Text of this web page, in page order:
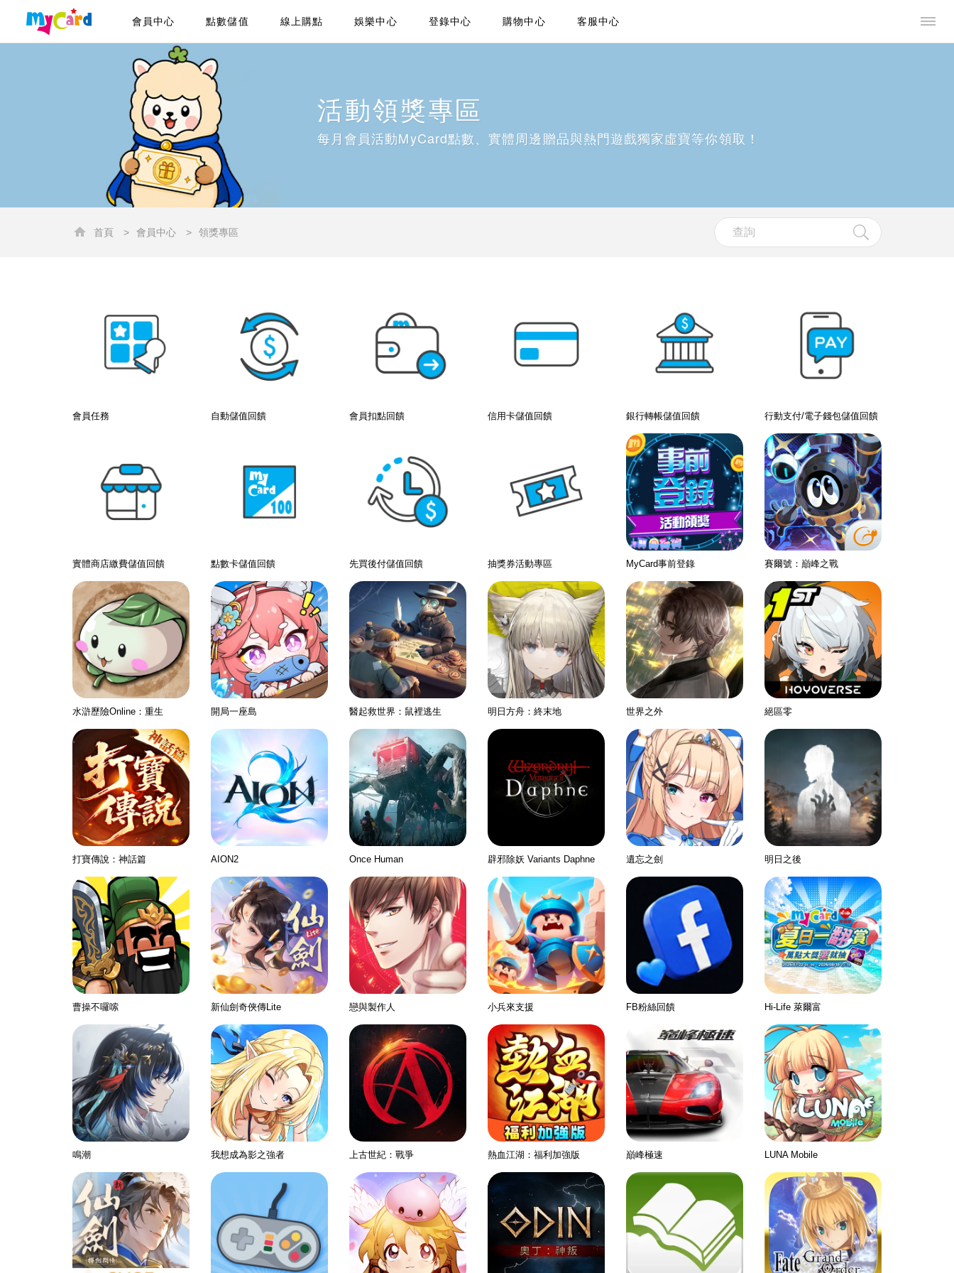
會員中心 點數儲值 線上購點 娛樂中心 登錄中心 購物中心 客服中心
活動領獎專區
每月會員活動MyCard點數、實體周邊贈品與熱門遊戲獨家虛寶等你領取！
首頁 > 會員中心 > 領獎專區
會員任務 自動儲值回饋 會員扣點回饋 信用卡儲值回饋 銀行轉帳儲值回饋 行動支付/電子錢包儲值回饋
實體商店繳費儲值回饋 點數卡儲值回饋 先買後付儲值回饋 抽獎券活動專區 MyCard事前登錄 賽爾號：巔峰之戰
水滸歷險Online：重生 開局一座島 醫起救世界：鼠裡逃生 明日方舟：終末地 世界之外 絕區零
打寶傳說：神話篇 AION2 Once Human 辟邪除妖 Variants Daphne 遺忘之劍 明日之後
曹操不囉嗦 新仙劍奇俠傳Lite 戀與製作人 小兵來支援 FB粉絲回饋 Hi-Life 萊爾富
鳴潮 我想成為影之強者 上古世紀：戰爭 熱血江湖：福利加強版 巔峰極速 LUNA Mobile